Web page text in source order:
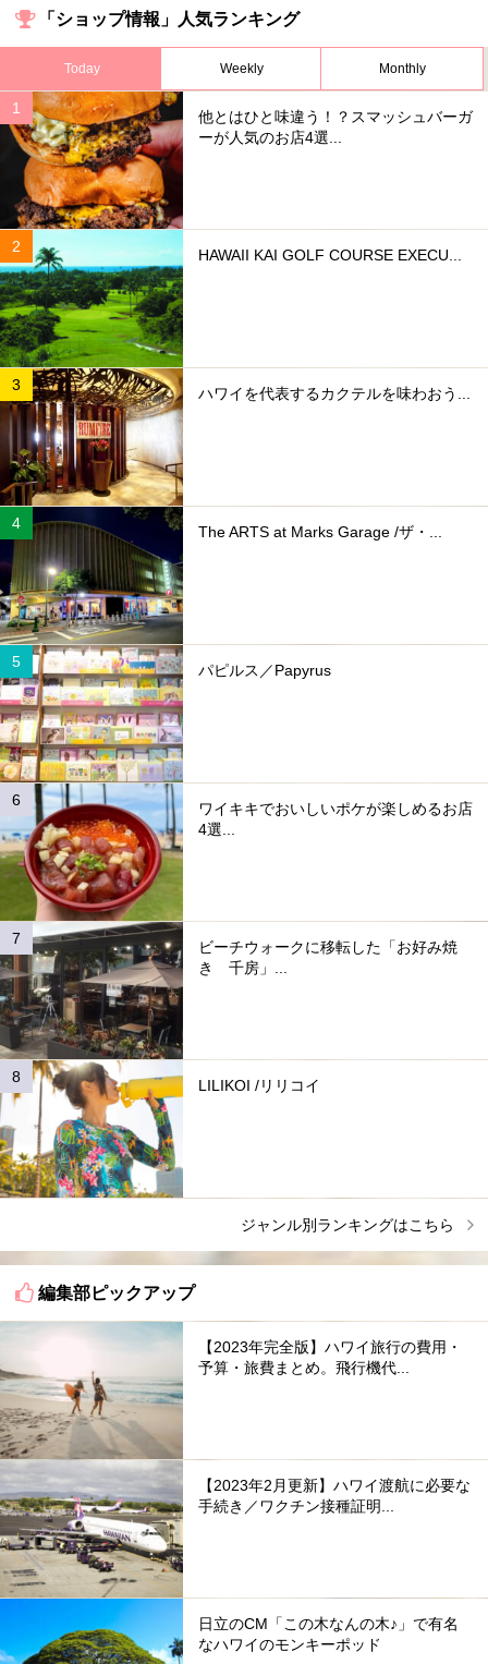
「ショップ情報」人気ランキング
Today Weekly Monthly
他とはひと味違う！？スマッシュバーガ
ーが人気のお店4選...
HAWAII KAI GOLF COURSE EXECU...
ハワイを代表するカクテルを味わおう...
The ARTS at Marks Garage /ザ・...
パピルス／Papyrus
ワイキキでおいしいポケが楽しめるお店
4選...
ビーチウォークに移転した「お好み焼
き 千房」...
LILIKOI /リリコイ
ジャンル別ランキングはこちら
編集部ピックアップ
【2023年完全版】ハワイ旅行の費用・
予算・旅費まとめ。飛行機代...
【2023年2月更新】ハワイ渡航に必要な
手続き／ワクチン接種証明...
日立のCM「この木なんの木♪」で有名
なハワイのモンキーポッド